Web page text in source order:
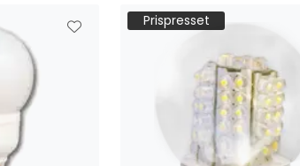
Prispresset